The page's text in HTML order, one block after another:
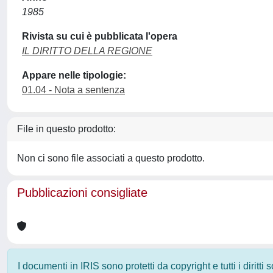
1985
Rivista su cui è pubblicata l'opera
IL DIRITTO DELLA REGIONE
Appare nelle tipologie:
01.04 - Nota a sentenza
File in questo prodotto:
Non ci sono file associati a questo prodotto.
Pubblicazioni consigliate
I documenti in IRIS sono protetti da copyright e tutti i diritti